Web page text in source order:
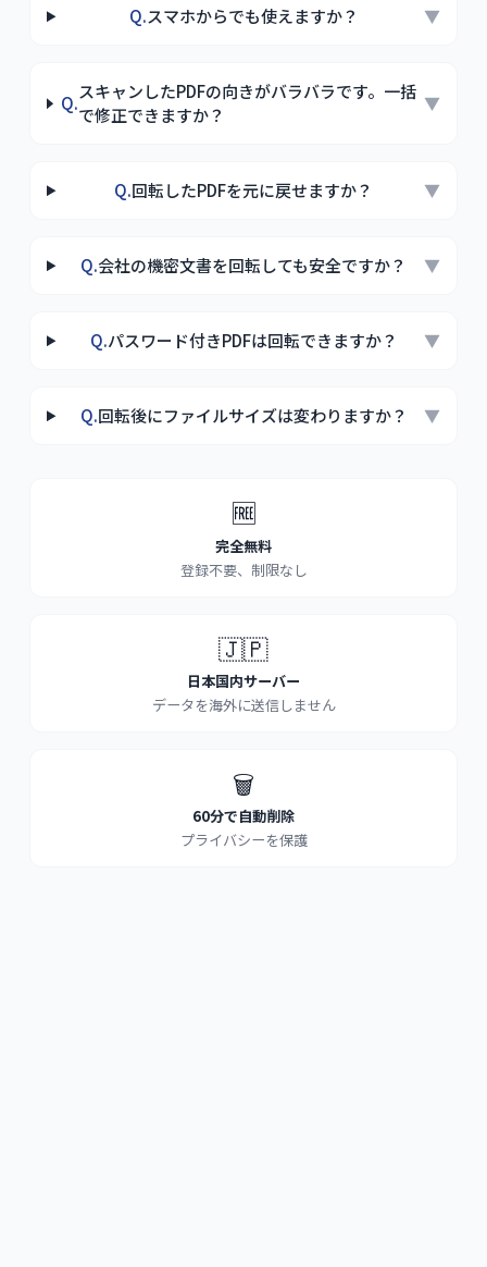
Q.スマホからでも使えますか？ ▼
Q.
スキャンしたPDFの向きがバラバラです。一括
で修正できますか？
▼
Q.回転したPDFを元に戻せますか？ ▼
Q.会社の機密文書を回転しても安全ですか？ ▼
Q.パスワード付きPDFは回転できますか？ ▼
Q.回転後にファイルサイズは変わりますか？ ▼
🆓
完全無料
登録不要、制限なし
🇯🇵
日本国内サーバー
データを海外に送信しません
🗑️
60分で自動削除
プライバシーを保護